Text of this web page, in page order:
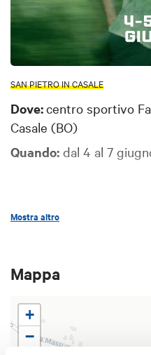
SAN PIETRO IN CASALE
Dove:centro sportivo
Casale (BO)
Quando: dal 4 al 7
sportive;
Ilprogramma completo
Ingresso libero
Mostra altro
Mappa
+
−